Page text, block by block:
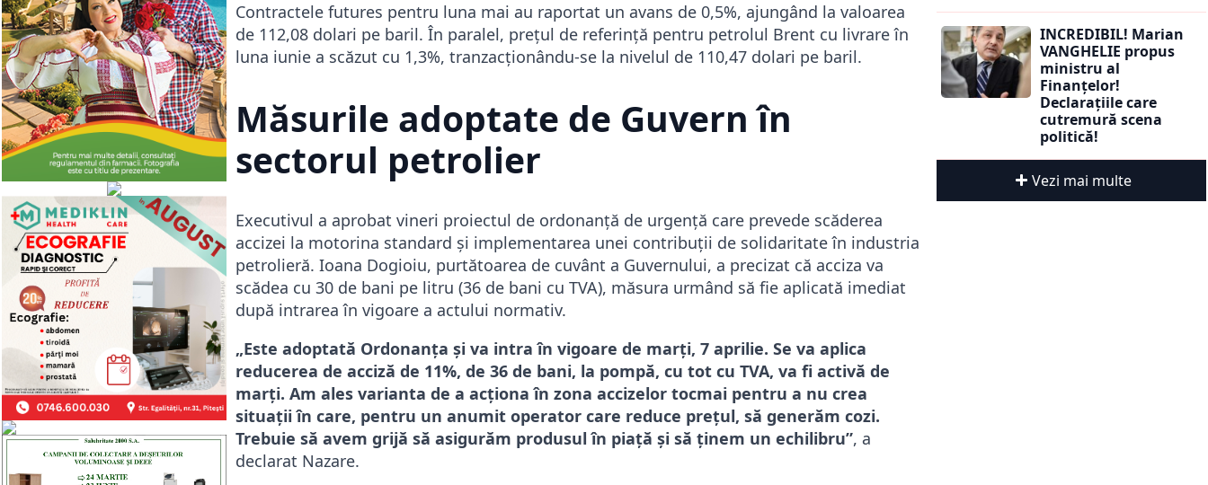
Contractele futures pentru luna mai au raportat un avans de 0,5%, ajungând la valoarea
de 112,08 dolari pe baril. În paralel, prețul de referință pentru petrolul Brent cu livrare în
luna iunie a scăzut cu 1,3%, tranzacționându-se la nivelul de 110,47 dolari pe baril.
Măsurile adoptate de Guvern în
sectorul petrolier
Executivul a aprobat vineri proiectul de ordonanță de urgență care prevede scăderea
accizei la motorina standard și implementarea unei contribuții de solidaritate în industria
petrolieră. Ioana Dogioiu, purtătoarea de cuvânt a Guvernului, a precizat că acciza va
scădea cu 30 de bani pe litru (36 de bani cu TVA), măsura urmând să fie aplicată imediat
după intrarea în vigoare a actului normativ.
„Este adoptată Ordonanţa şi va intra în vigoare de marţi, 7 aprilie. Se va aplica
reducerea de acciză de 11%, de 36 de bani, la pompă, cu tot cu TVA, va fi activă de
marţi. Am ales varianta de a acţiona în zona accizelor tocmai pentru a nu crea
situaţii în care, pentru un anumit operator care reduce preţul, să generăm cozi.
Trebuie să avem grijă să asigurăm produsul în piaţă şi să ţinem un echilibru”, a
declarat Nazare.
INCREDIBIL! Marian
VANGHELIE propus
ministru al
Finanțelor!
Declarațiile care
cutremură scena
politică!
Vezi mai multe